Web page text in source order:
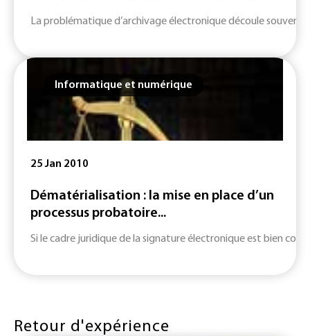
La problématique d’archivage électronique découle souvent
Informatique et numérique
25 Jan 2010
Dématérialisation : la mise en place d’un
processus probatoire...
Si le cadre juridique de la signature électronique est bien
Retour d'expérience